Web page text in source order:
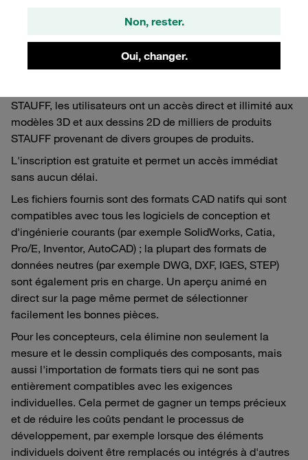
Non, rester.
Oui, changer.
STAUFF, les utilisateurs ont un accès direct et illimité aux
modèles 3D et aux dessins 2D de milliers de produits
STAUFF provenant de divers groupes de produits.
L'inscription est gratuite et permet un accès immédiat
sans aucun délai.
Les fichiers fournis sont des formats CAD natifs qui sont
compatibles avec tous les logiciels de conception et
d'ingénierie courants (par exemple SolidWorks, Catia,
Pro/E, Inventor, AutoCAD) ; la plupart des formats de
données neutres (par exemple DWG, DXF, IGES, STEP)
sont également pris en charge. Un aperçu animé en
direct sur la page même permet de sélectionner
facilement les bonnes pièces.
Pour les concepteurs, cela élimine non seulement la
mesure et le dessin compliqués des composants, mais
aussi l'importation de formats tiers qui ne sont pas
entièrement compatibles avec les exigences
individuelles. Cela permet de gagner un temps précieux
et de réduire les coûts pendant le processus de
développement, par exemple lorsque des éléments
individuels doivent être remplacés ou intégrés à d'autres